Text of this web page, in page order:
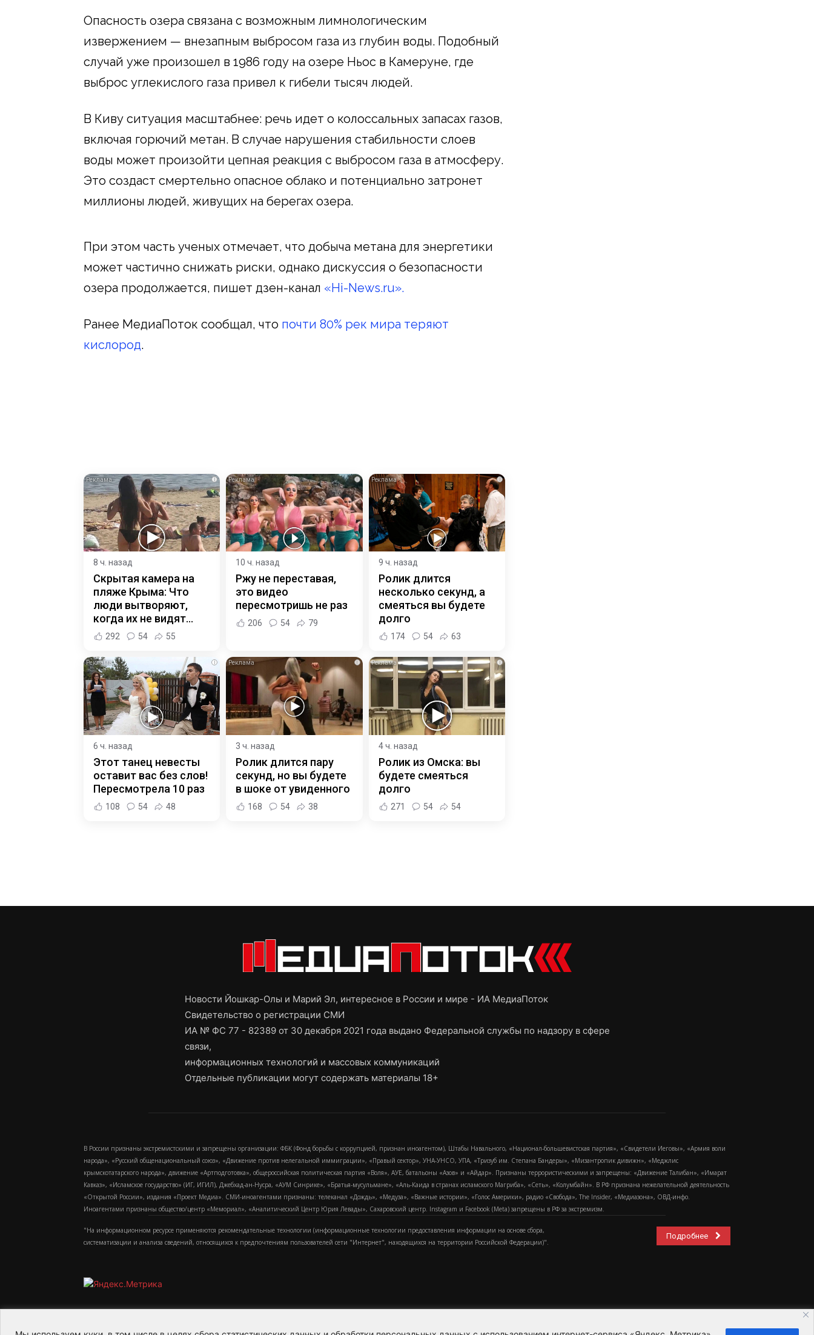
Опасность озера связана с возможным лимнологическим
извержением — внезапным выбросом газа из глубин воды. Подобный
случай уже произошел в 1986 году на озере Ньос в Камеруне, где
выброс углекислого газа привел к гибели тысяч людей.
В Киву ситуация масштабнее: речь идет о колоссальных запасах газов,
включая горючий метан. В случае нарушения стабильности слоев
воды может произойти цепная реакция с выбросом газа в атмосферу.
Это создаст смертельно опасное облако и потенциально затронет
миллионы людей, живущих на берегах озера.
При этом часть ученых отмечает, что добыча метана для энергетики
может частично снижать риски, однако дискуссия о безопасности
озера продолжается, пишет дзен-канал «Hi-News.ru».
Ранее МедиаПоток сообщал, что почти 80% рек мира теряют
кислород.
i
8 ч. назад
Скрытая камера на
пляже Крыма: Что
люди вытворяют,
когда их не видят...
292 54 55
i
10 ч. назад
Ржу не переставая,
это видео
пересмотришь не раз
206 54 79
i
9 ч. назад
Ролик длится
несколько секунд, а
смеяться вы будете
долго
174 54 63
i
6 ч. назад
Этот танец невесты
оставит вас без слов!
Пересмотрела 10 раз
108 54 48
i
3 ч. назад
Ролик длится пару
секунд, но вы будете
в шоке от увиденного
168 54 38
i
4 ч. назад
Ролик из Омска: вы
будете смеяться
долго
271 54 54
Новости Йошкар-Олы и Марий Эл, интересное в России и мире - ИА МедиаПоток
Свидетельство о регистрации СМИ
ИА № ФС 77 - 82389 от 30 декабря 2021 года выдано Федеральной службы по надзору в сфере
связи,
информационных технологий и массовых коммуникаций
Отдельные публикации могут содержать материалы 18+
В России признаны экстремистскими и запрещены организации: ФБК (Фонд борьбы с коррупцией, признан иноагентом), Штабы Навального, «Национал-большевистская партия», «Свидетели Иеговы», «Армия воли
народа», «Русский общенациональный союз», «Движение против нелегальной иммиграции», «Правый сектор», УНА-УНСО, УПА, «Тризуб им. Степана Бандеры», «Мизантропик дивижн», «Меджлис
крымскотатарского народа», движение «Артподготовка», общероссийская политическая партия «Воля», АУЕ, батальоны «Азов» и «Айдар». Признаны террористическими и запрещены: «Движение Талибан», «Имарат
Кавказ», «Исламское государство» (ИГ, ИГИЛ), Джебхад-ан-Нусра, «АУМ Синрике», «Братья-мусульмане», «Аль-Каида в странах исламского Магриба», «Сеть», «Колумбайн». В РФ признана нежелательной деятельность
«Открытой России», издания «Проект Медиа». СМИ-иноагентами признаны: телеканал «Дождь», «Медуза», «Важные истории», «Голос Америки», радио «Свобода», The Insider, «Медиазона», ОВД-инфо.
Иноагентами признаны общество/центр «Мемориал», «Аналитический Центр Юрия Левады», Сахаровский центр. Instagram и Facebook (Metа) запрещены в РФ за экстремизм.
"На информационном ресурсе применяются рекомендательные технологии (информационные технологии предоставления информации на основе сбора,
систематизации и анализа сведений, относящихся к предпочтениям пользователей сети "Интернет", находящихся на территории Российской Федерации)".
Подробнее